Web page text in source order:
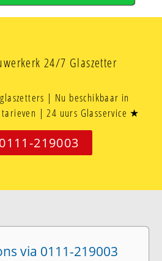
24/7 Glaszetter
| Nu beschikbaar in
| 24 uurs Glasservice ★
219003
via 0111-219003